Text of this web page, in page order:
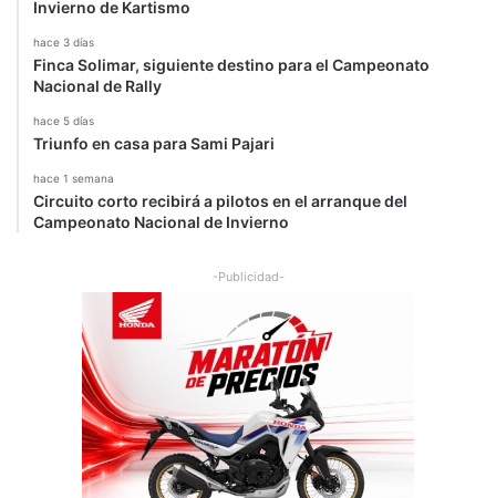
Invierno de Kartismo
hace 3 días
Finca Solimar, siguiente destino para el Campeonato
Nacional de Rally
hace 5 días
Triunfo en casa para Sami Pajari
hace 1 semana
Circuito corto recibirá a pilotos en el arranque del
Campeonato Nacional de Invierno
-Publicidad-